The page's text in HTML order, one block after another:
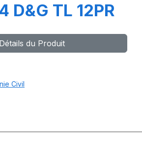
D&G TL 12PR
Détails du Produit
Civil